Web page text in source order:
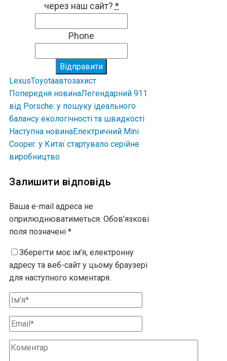
через наш сайт? *
Phone
Відправити
LexusToyotaавтозахист
Попередня новинаЛегендарний 911
від Porsche: у пошуку ідеального
балансу екологічності та швидкості
Наступна новинаЕлектричний Mini
Cooper: у Китаї стартувало серійне
виробництво
Залишити відповідь
Ваша e-mail адреса не
оприлюднюватиметься. Обов’язкові
поля позначені *
Зберегти моє ім’я, електронну
адресу та веб-сайт у цьому браузері
для наступного коментаря.